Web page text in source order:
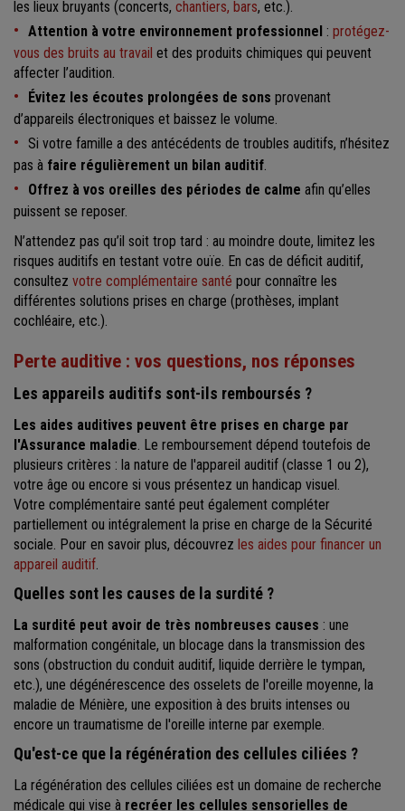
les lieux bruyants (concerts, chantiers, bars, etc.).
Attention à votre environnement professionnel : protégez-
vous des bruits au travail et des produits chimiques qui peuvent
affecter l’audition.
Évitez les écoutes prolongées de sons provenant
d’appareils électroniques et baissez le volume.
Si votre famille a des antécédents de troubles auditifs, n’hésitez
pas à faire régulièrement un bilan auditif
Offrez à vos oreilles des périodes de calme afin qu’elles
puissent se reposer.
N’attendez pas qu’il soit trop tard : au moindre doute, limitez les
risques auditifs en testant votre ouïe. En cas de déficit auditif,
consultez votre complémentaire santé pour connaître les
différentes solutions prises en charge (prothèses, implant
cochléaire, etc.).
Perte auditive : vos questions, nos réponses
Les appareils auditifs sont-ils remboursés ?
Les aides auditives peuvent être prises en charge par
l'Assurance maladie . Le remboursement dépend toutefois de
plusieurs critères : la nature de l'appareil auditif (classe 1 ou 2),
votre âge ou encore si vous présentez un handicap visuel.
Votre complémentaire santé peut également compléter
partiellement ou intégralement la prise en charge de la Sécurité
sociale. Pour en savoir plus, découvrez les aides pour financer un
appareil auditif
Quelles sont les causes de la surdité ?
La surdité peut avoir de très nombreuses causes : une
malformation congénitale, un blocage dans la transmission des
sons (obstruction du conduit auditif, liquide derrière le tympan,
etc.), une dégénérescence des osselets de l'oreille moyenne, la
maladie de Ménière, une exposition à des bruits intenses ou
encore un traumatisme de l'oreille interne par exemple.
Qu'est-ce que la régénération des cellules ciliées ?
La régénération des cellules ciliées est un domaine de recherche
médicale qui vise à recréer les cellules sensorielles de